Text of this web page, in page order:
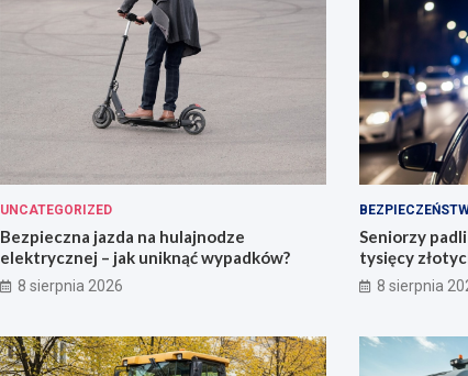
UNCATEGORIZED
Bezpieczna jazda na hulajnodze
elektrycznej – jak uniknąć wypadków?
8 sierpnia 2026
Seniorzy
tysięcy
8 sierpnia